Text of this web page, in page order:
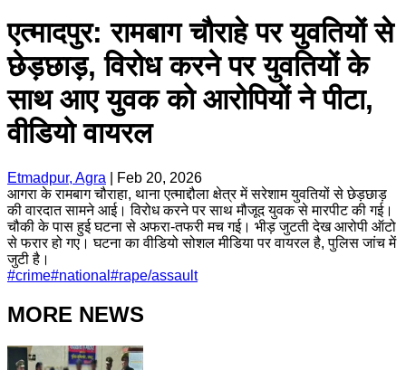
एत्मादपुर: रामबाग चौराहे पर युवतियों से
छेड़छाड़, विरोध करने पर युवतियों के
साथ आए युवक को आरोपियों ने पीटा,
वीडियो वायरल
Etmadpur, Agra
Feb 20, 2026
आगरा के रामबाग चौराहा, थाना एत्माद्दौला क्षेत्र में सरेशाम युवतियों से छेड़छाड़
की वारदात सामने आई। विरोध करने पर साथ मौजूद युवक से मारपीट की गई।
चौकी के पास हुई घटना से अफरा-तफरी मच गई। भीड़ जुटती देख आरोपी ऑटो
से फरार हो गए। घटना का वीडियो सोशल मीडिया पर वायरल है, पुलिस जांच में
जुटी है।
#crime#national #rape/assault
MORE NEWS